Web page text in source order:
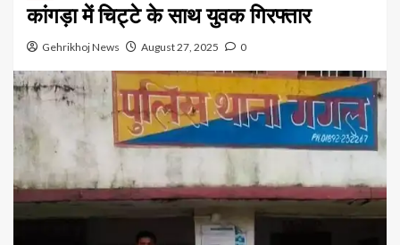
कांगड़ा में चिट्टे के साथ युवक गिरफ्तार
Gehrikhoj News August 27, 2025 0